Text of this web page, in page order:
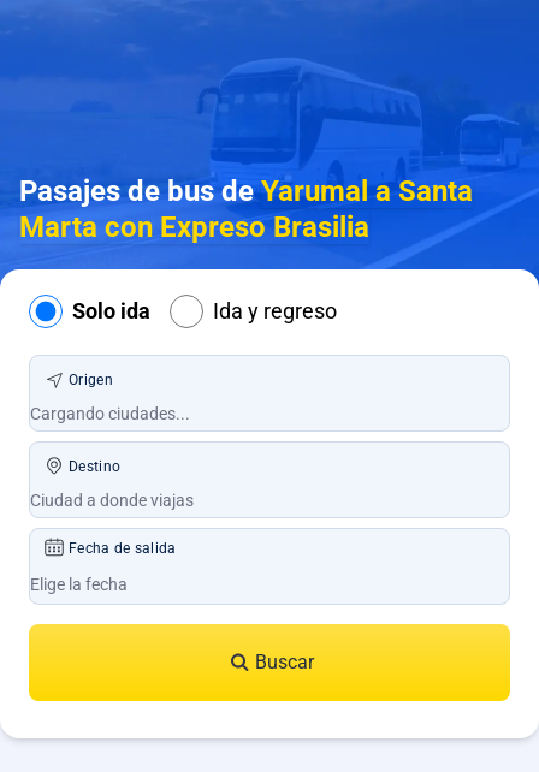
Pasajes de bus deYarumal a Santa
Marta con Expreso Brasilia
Solo ida Ida y regreso
Origen
Destino
Fecha de salida
Buscar